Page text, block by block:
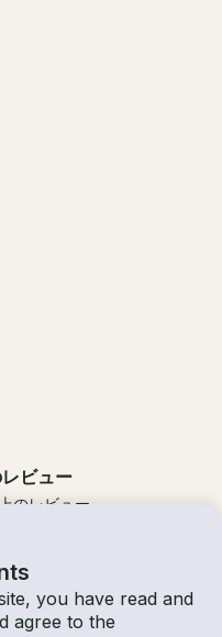
you have read and
agree to the
ビュー
のレビュー